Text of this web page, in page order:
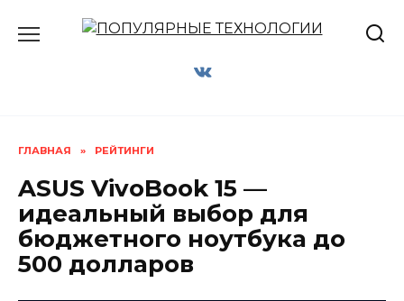
ГЛАВНАЯ » РЕЙТИНГИ
ASUS VivoBook 15 —
идеальный выбор для
бюджетного ноутбука до
500 долларов